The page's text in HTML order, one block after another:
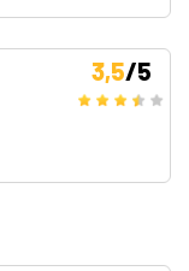
3,5/5